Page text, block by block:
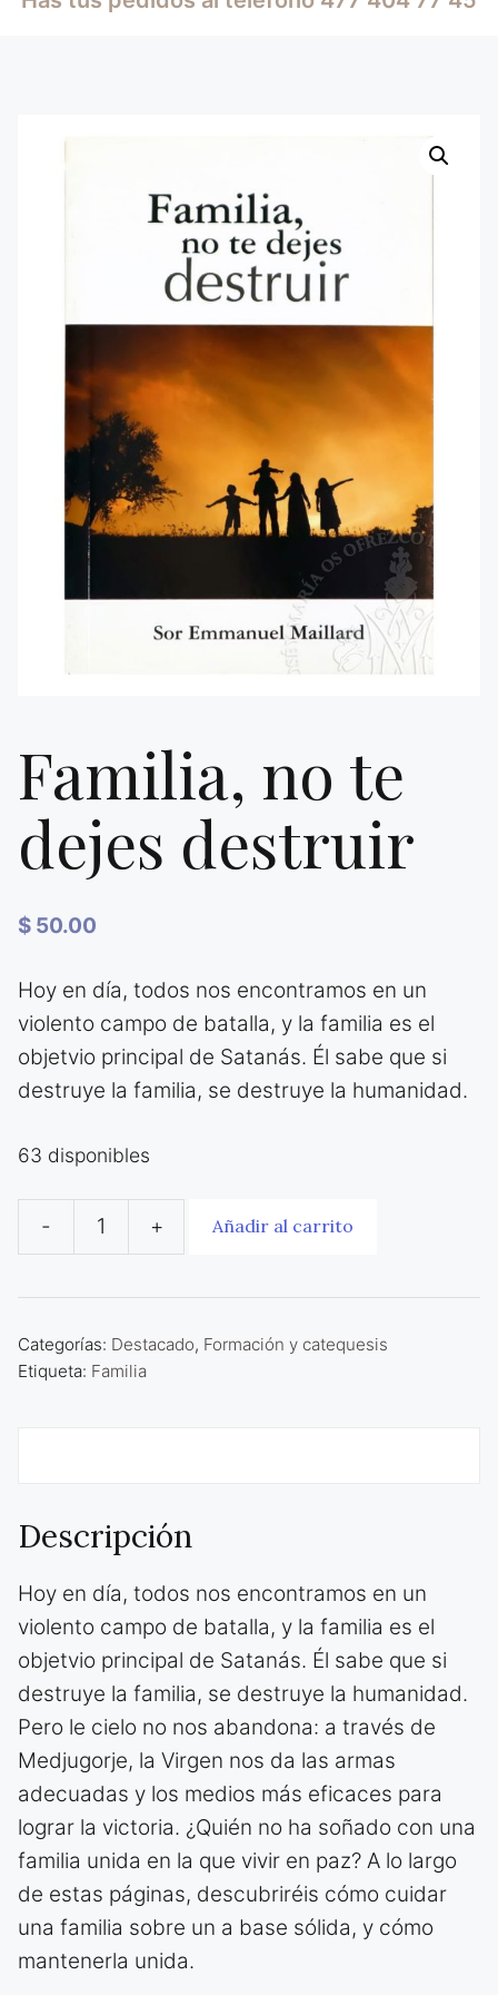
Familia, no te
dejes destruir
$ 50.00
Hoy en día, todos nos encontramos en un
violento campo de batalla, y la familia es el
objetvio principal de Satanás. Él sabe que si
destruye la familia, se destruye la humanidad.
63 disponibles
-
Familia,
dejes
+ Añadir al carrito
Categorías: Destacado, Formación y catequesis
Etiqueta: Familia
Descripción
Hoy en día, todos nos encontramos en un
violento campo de batalla, y la familia es el
objetvio principal de Satanás. Él sabe que si
destruye la familia, se destruye la humanidad.
Pero le cielo no nos abandona: a través de
Medjugorje, la Virgen nos da las armas
adecuadas y los medios más eficaces para
lograr la victoria. ¿Quién no ha soñado con una
familia unida en la que vivir en paz? A lo largo
de estas páginas, descubriréis cómo cuidar
una familia sobre un a base sólida, y cómo
mantenerla unida.